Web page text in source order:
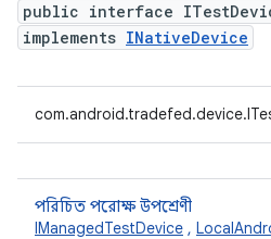
public interface
implements INativeDevice
পরিচিত পরোক্ষ উপশ্রেণী
IManagedTestDevice ,